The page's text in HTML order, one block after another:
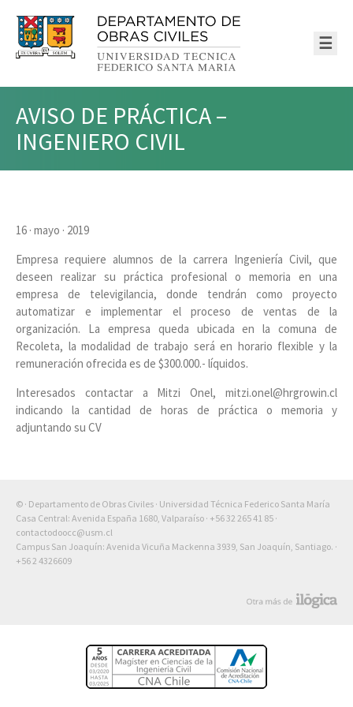
☰
AVISO DE PRÁCTICA –
INGENIERO CIVIL
16 · mayo · 2019
Empresa requiere alumnos de la carrera Ingeniería Civil, que
deseen realizar su práctica profesional o memoria en una
empresa de televigilancia, donde tendrán como proyecto
automatizar e implementar el proceso de ventas de la
organización. La empresa queda ubicada en la comuna de
Recoleta, la modalidad de trabajo será en horario flexible y la
remuneración ofrecida es de $300.000.- líquidos.
Interesados contactar a Mitzi Onel, mitzi.onel@hrgrowin.cl
indicando la cantidad de horas de práctica o memoria y
adjuntando su CV
© · Departamento de Obras Civiles · Universidad Técnica Federico Santa María
Casa Central: Avenida España 1680, Valparaíso · +56 32 265 41 85 ·
contactodoocc@usm.cl
Campus San Joaquín: Avenida Vicuña Mackenna 3939, San Joaquín, Santiago. ·
+56 2 4326609